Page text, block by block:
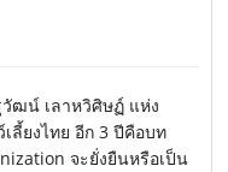
วัฒน์ เลาหวิศิษฏ์ แห่ง
ลี้ยงไทย อีก 3 ปีคือบท
จะยั่งยืนหรือเป็น